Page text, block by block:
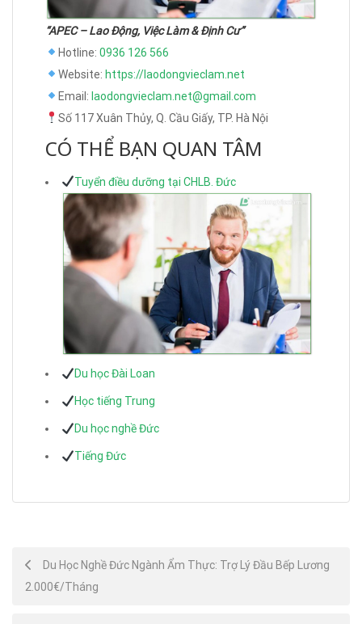
“APEC – Lao Động, Việc Làm & Định Cư”
Hotline: 0936 126 566
Website: https://laodongvieclam.net
Email: laodongvieclam.net@gmail.com
Số 117 Xuân Thủy, Q. Cầu Giấy, TP. Hà Nội
CÓ THỂ BẠN QUAN TÂM
Tuyển điều dưỡng tại CHLB. Đức
Du học Đài Loan
Học tiếng Trung
Du học nghề Đức
Tiếng Đức
Post
navigation
Du Học Nghề Đức Ngành Ẩm Thực: Trợ Lý Đầu Bếp Lương
2.000€/Tháng